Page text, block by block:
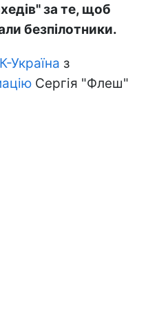
за те, щоб
безпілотники.
Україна з
Сергія "Флеш"